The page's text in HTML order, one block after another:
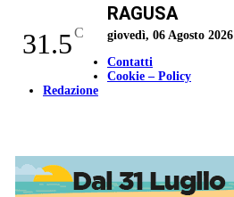
31.5C
RAGUSA
giovedì, 06 Agosto 2026
Contatti
Cookie – Policy
Redazione